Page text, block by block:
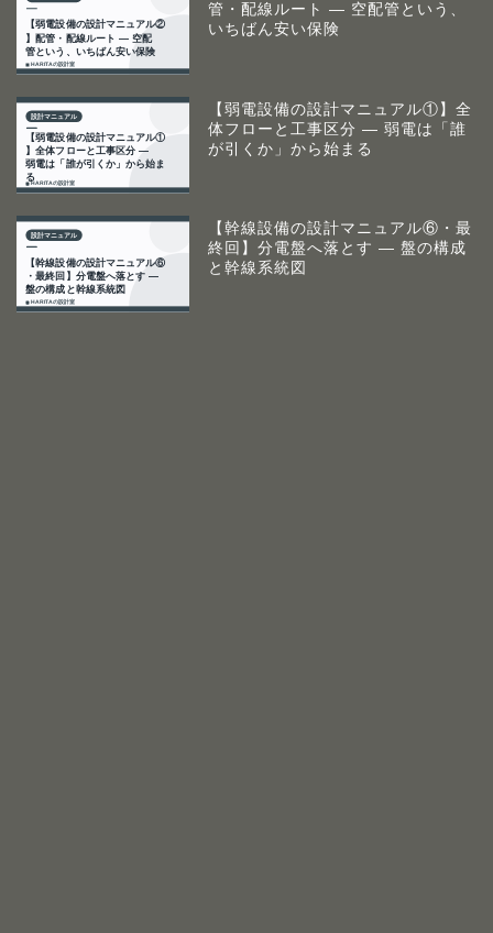
管・配線ルート ― 空配管という、
いちばん安い保険
【弱電設備の設計マニュアル①】全
体フローと工事区分 ― 弱電は「誰
が引くか」から始まる
【幹線設備の設計マニュアル⑥・最
終回】分電盤へ落とす ― 盤の構成
と幹線系統図